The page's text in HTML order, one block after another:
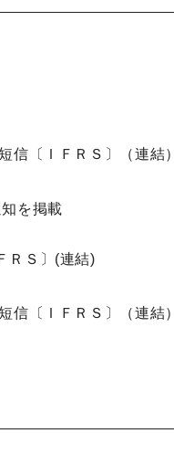
信〔ＩＦＲＳ〕（連結）
を掲載
ＲＳ〕(連結)
信〔ＩＦＲＳ〕（連結）